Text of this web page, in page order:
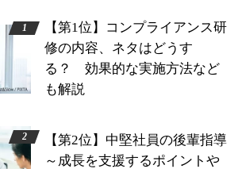
【第1位】コンプライアンス研
修の内容、ネタはどうす
る？ 効果的な実施方法など
も解説
【第2位】中堅社員の後輩指導
～成長を支援するポイントや